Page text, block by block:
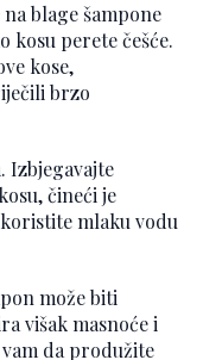
blage šampone
kosu perete češće.
kose,
brzo
Izbjegavajte
čineći je
mlaku vodu
može biti
višak masnoće i
da produžite